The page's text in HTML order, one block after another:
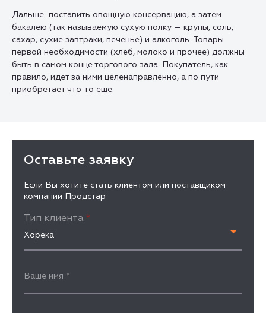
Дальше поставить овощную консервацию, а затем
бакалею (так называемую сухую полку — крупы, соль,
сахар, сухие завтраки, печенье) и алкоголь. Товары
первой необходимости (хлеб, молоко и прочее) должны
быть в самом конце торгового зала. Покупатель, как
правило, идет за ними целенаправленно, а по пути
приобретает что-то еще.
Оставьте заявку
Если Вы хотите стать клиентом или поставщиком
компании Продстар
Тип клиента *
Хорека
Ваше имя *